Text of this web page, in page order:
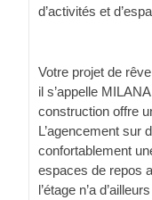
d’activités et
Votre projet de
il s’appelle
construction offre
L’agencement sur
confortablement
espaces de repos
l’étage n’a